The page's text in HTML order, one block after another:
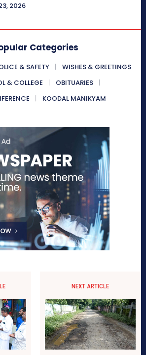
2026
Categories
& SAFETY
WISHES & GREETINGS
& COLLEGE
OBITUARIES
KOODAL MANIKYAM
NEXT ARTICLE